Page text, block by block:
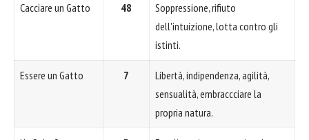
Cacciare un Gatto 48
Soppressione, rifiuto
dell'intuizione, lotta contro gli
istinti.
Essere un Gatto 7
Libertà, indipendenza, agilità,
sensualità, embraccciare la
propria natura.